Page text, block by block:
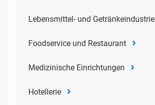
Lebensmittel- und Getränkeindustrie
Foodservice und Restaurant
Medizinische Einrichtungen
Hotellerie